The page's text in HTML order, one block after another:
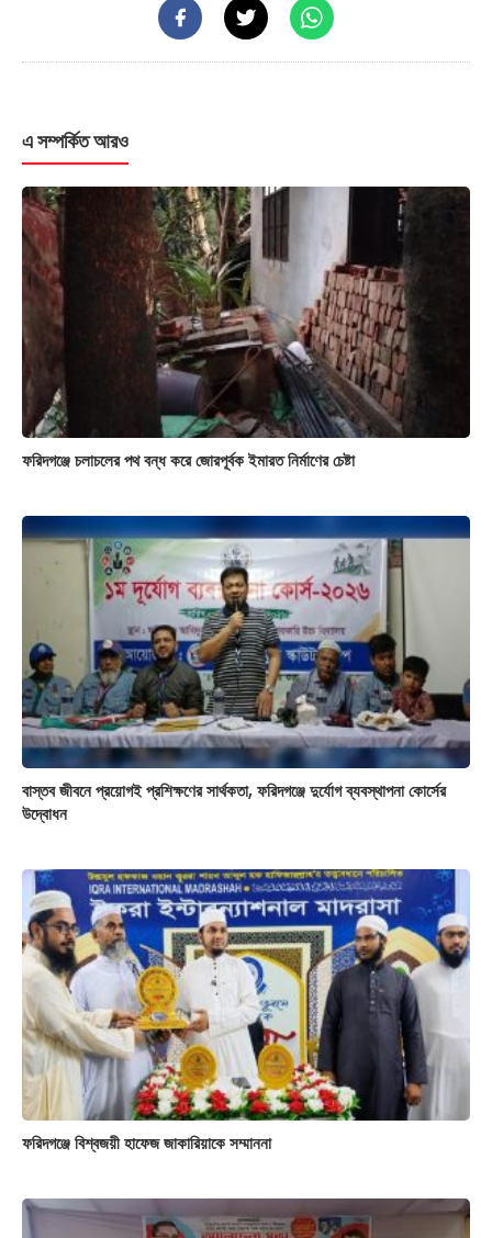
এ সম্পর্কিত আরও
ফরিদগঞ্জে চলাচলের পথ বন্ধ করে জোরপূর্বক ইমারত নির্মাণের চেষ্টা
​বাস্তব জীবনে প্রয়োগই প্রশিক্ষণের সার্থকতা, ফরিদগঞ্জে দুর্যোগ ব্যবস্থাপনা কোর্সের
উদ্বোধন
ফরিদগঞ্জে বিশ্বজয়ী হাফেজ জাকারিয়াকে সম্মাননা